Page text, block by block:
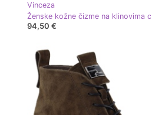
Vinceza
94,50 €